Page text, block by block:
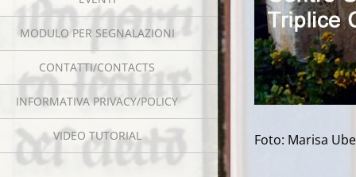
MODULO PER SEGNALAZIONI
CONTATTI/CONTACTS
INFORMATIVA PRIVACY/POLICY
VIDEO TUTORIAL Foto: Marisa